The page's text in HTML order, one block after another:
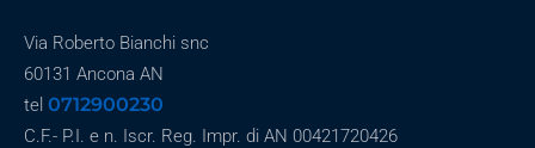
Via Roberto Bianchi snc
60131 Ancona AN
tel 0712900230
C.F.- P.I. e n. Iscr. Reg. Impr. di AN 00421720426